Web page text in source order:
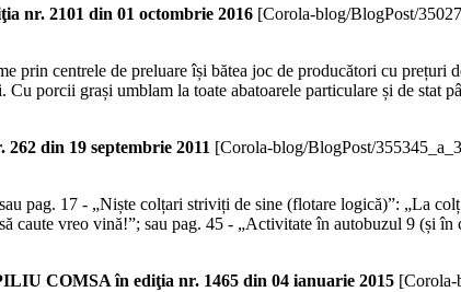
nr. 2101 din 01 octombrie 2016 [Corola-blog/BlogPost/
prin centrele de preluare își bătea joc de producători cu
Cu porcii grași umblam la toate abatoarele particulare și de stat
din 19 septembrie 2011 [Corola-blog/BlogPost/
pag. 17 - „Niște colțari striviți de sine (flotare logică)”: „La
caute vreo vină!”; sau pag. 45 - „Activitate în autobuzul 9 (și
COMSA în ediţia nr. 1465 din 04 ianuarie 2015 [Corola-